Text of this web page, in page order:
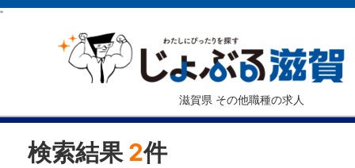
"
滋賀県 その他職種の求人
検索結果 2件